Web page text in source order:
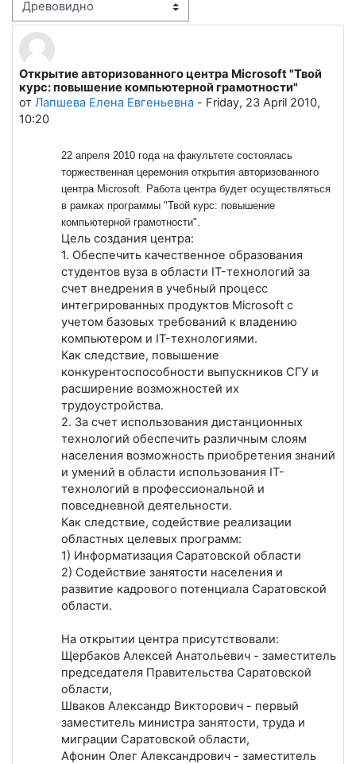
Режим отображения
Открытие авторизованного центра Microsoft "Твой
курс: повышение компьютерной грамотности"
от Лапшева Елена Евгеньевна - Friday, 23 April 2010,
10:20
Количество ответов: 0
22 апреля 2010 года на факультете состоялась
торжественная церемония открытия авторизованного
центра Microsoft. Работа центра будет осуществляться
в рамках программы "Твой курс: повышение
компьютерной грамотности".
Цель создания центра:
1. Обеспечить качественное образования
студентов вуза в области IT-технологий за
счет внедрения в учебный процесс
интегрированных продуктов Microsoft с
учетом базовых требований к владению
компьютером и IT-технологиями.
Как следствие, повышение
конкурентоспособности выпускников СГУ и
расширение возможностей их
трудоустройства.
2. За счет использования дистанционных
технологий обеспечить различным слоям
населения возможность приобретения знаний
и умений в области использования IT-
технологий в профессиональной и
повседневной деятельности.
Как следствие, содействие реализации
областных целевых программ:
1) Информатизация Саратовской области
2) Содействие занятости населения и
развитие кадрового потенциала Саратовской
области.
На открытии центра присутствовали:
Щербаков Алексей Анатольевич - заместитель
председателя Правительства Саратовской
области,
Шваков Александр Викторович - первый
заместитель министра занятости, труда и
миграции Саратовской области,
Афонин Олег Александрович - заместитель